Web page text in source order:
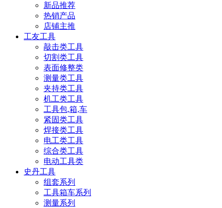
新品推荐
热销产品
店铺主推
工友工具
敲击类工具
切割类工具
表面修整类
测量类工具
夹持类工具
机工类工具
工具包,箱,车
紧固类工具
焊接类工具
电工类工具
综合类工具
电动工具类
史丹工具
组套系列
工具箱车系列
测量系列